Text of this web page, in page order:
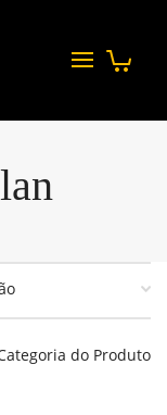
do Produto